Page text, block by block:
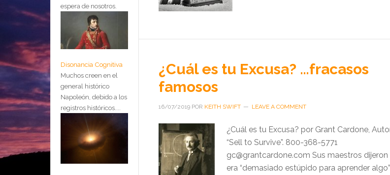
¿Cuál es tu Excusa? …fracasos
famosos
16/07/2019 POR KEITH SWIFT LEAVE A COMMENT
¿Cuál es tu Excusa? por Grant Cardone,
“Sell to Survive”. 800-368-5771
gc@grantcardone.com Sus maestros dijeron
era “demasiado estúpido para aprender
espera de nosotros.
Disonancia Cognitiva
Muchos creen en el
general histórico
Napoleón, debido a los
registros históricos....